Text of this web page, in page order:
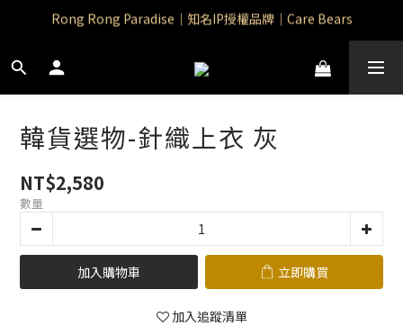
Rong Rong Paradise｜知名IP授權品牌｜Care Bears
Rong Rong Paradise｜知名IP授權品牌｜Care Bears
Rong Rong Selection 國 際 精 品｜生 活 選 物
Rong Rong Selection服 飾 | 自 訂 品 牌 服 飾
Rong Rong Paradise｜知名IP授權品牌｜Care Bears
韓貨選物-針織上衣 灰
NT$2,580
數量
加入購物車 立即購買
加入追蹤清單